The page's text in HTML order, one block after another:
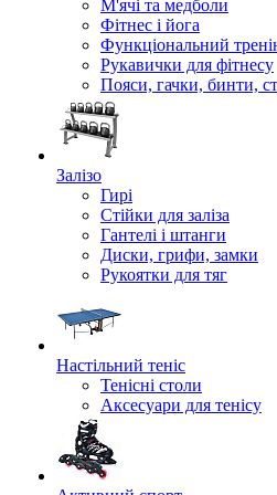
М'ячі та медболи
Фітнес і йога
Функціональний
Рукавички для фітнесу
Пояси, гачки, бинти,
Залізо
Гирі
Стійки для заліза
Гантелі і штанги
Диски, грифи, замки
Рукоятки для тяг
Настільний теніс
Тенісні столи
Аксесуари для тенісу